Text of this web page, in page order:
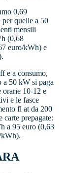
0,69
quelle a 50
mensili
(0,68
euro/kWh) e
e a consumo,
a 50 kW si paga
orarie 10-12 e
e le fasce
fl at da 200
prepagate:
a 95 euro (0,63